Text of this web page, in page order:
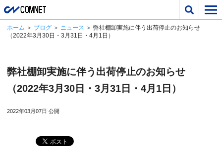
ホーム ＞ ブログ ＞ ニュース ＞ 弊社棚卸実施に伴う出荷停止のお知らせ
（2022年3月30日・3月31日・4月1日）
弊社棚卸実施に伴う出荷停止のお知らせ
（2022年3月30日・3月31日・4月1日）
2022年03月07日 公開